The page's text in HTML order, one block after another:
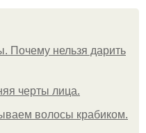
Почему нельзя дарить
черты лица.
волосы крабиком.